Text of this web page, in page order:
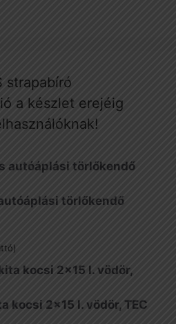
strapabíró
a készlet erejéig
törlőkendő
kocsi 2x15 l. vödör, TEC